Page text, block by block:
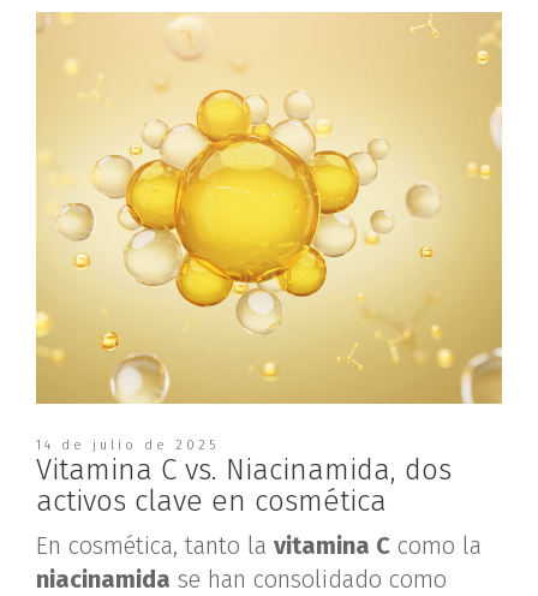
14 de julio de 2025
Vitamina C vs. Niacinamida, dos
activos clave en cosmética
En cosmética, tanto la vitamina C como la
niacinamida se han consolidado como